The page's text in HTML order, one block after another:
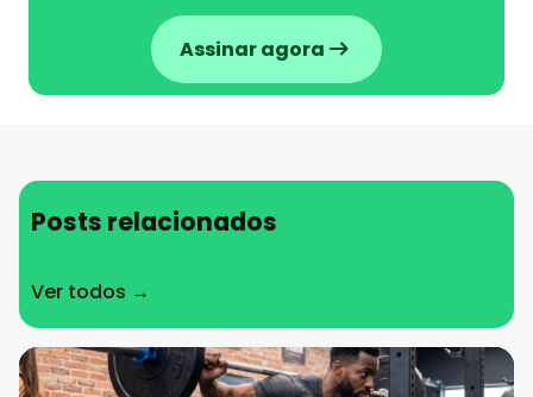
Assinar agora
Posts relacionados
Ver todos →